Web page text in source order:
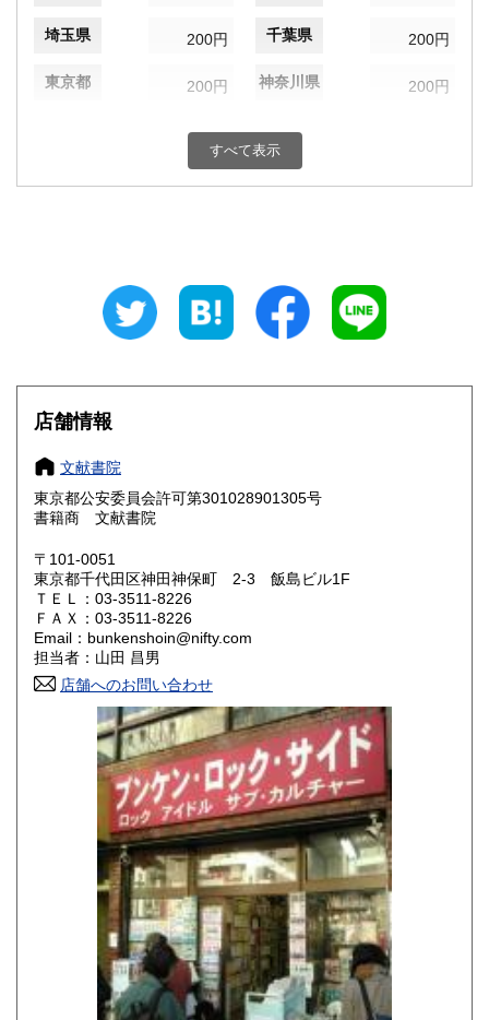
埼玉県 200円 千葉県 200円
東京都 200円 神奈川県 200円
200円 富山県
200円 三重県
大阪府
奈良県
鳥取県 200円 島根県
岡山県
山口県 200円
香川県 200円
高知県 200円
200円 長崎県
200円 大分県
200円 鹿児島県
200円
すべて表示
店舗情報
文献書院
東京都公安委員会許可第301028901305号
書籍商 文献書院
〒101-0051
東京都千代田区神田神保町 2-3 飯島ビル1F
ＴＥＬ：03-3511-8226
ＦＡＸ：03-3511-8226
Email：bunkenshoin@nifty.com
担当者：山田 昌男
店舗へのお問い合わせ